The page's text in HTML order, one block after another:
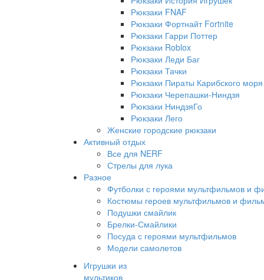
Рюкзаки FNAF
Рюкзаки Фортнайт Fortnite
Рюкзаки Гарри Поттер
Рюкзаки Roblox
Рюкзаки Леди Баг
Рюкзаки Тачки
Рюкзаки Пираты Карибского моря
Рюкзаки Черепашки-Ниндзя
Рюкзаки НиндзяГо
Рюкзаки Лего
Женские городские рюкзаки
Активный отдых
Все для NERF
Стрелы для лука
Разное
Футболки с героями мультфильмов и
Костюмы героев мультфильмов и
Подушки смайлик
Брелки-Смайлики
Посуда с героями мультфильмов
Модели самолетов
Игрушки из
мультиков